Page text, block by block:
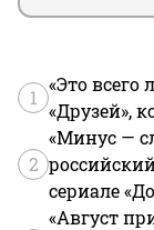
1
«Это всего
«Друзей»,
2
«Минус —
сериале
«Август